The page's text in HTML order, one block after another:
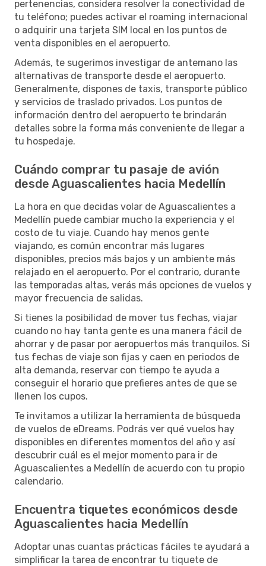
pertenencias, considera resolver la conectividad de
tu teléfono; puedes activar el roaming internacional
o adquirir una tarjeta SIM local en los puntos de
venta disponibles en el aeropuerto.
Además, te sugerimos investigar de antemano las
alternativas de transporte desde el aeropuerto.
Generalmente, dispones de taxis, transporte público
y servicios de traslado privados. Los puntos de
información dentro del aeropuerto te brindarán
detalles sobre la forma más conveniente de llegar a
tu hospedaje.
Cuándo comprar tu pasaje de avión
desde Aguascalientes hacia Medellín
La hora en que decidas volar de Aguascalientes a
Medellín puede cambiar mucho la experiencia y el
costo de tu viaje. Cuando hay menos gente
viajando, es común encontrar más lugares
disponibles, precios más bajos y un ambiente más
relajado en el aeropuerto. Por el contrario, durante
las temporadas altas, verás más opciones de vuelos y
mayor frecuencia de salidas.
Si tienes la posibilidad de mover tus fechas, viajar
cuando no hay tanta gente es una manera fácil de
ahorrar y de pasar por aeropuertos más tranquilos. Si
tus fechas de viaje son fijas y caen en periodos de
alta demanda, reservar con tiempo te ayuda a
conseguir el horario que prefieres antes de que se
llenen los cupos.
Te invitamos a utilizar la herramienta de búsqueda
de vuelos de eDreams. Podrás ver qué vuelos hay
disponibles en diferentes momentos del año y así
descubrir cuál es el mejor momento para ir de
Aguascalientes a Medellín de acuerdo con tu propio
calendario.
Encuentra tiquetes económicos desde
Aguascalientes hacia Medellín
Adoptar unas cuantas prácticas fáciles te ayudará a
simplificar la tarea de encontrar tu tiquete de